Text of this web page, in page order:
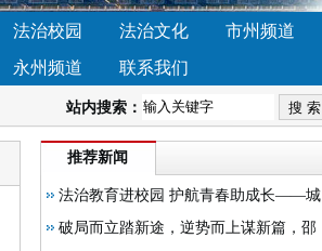
法治校园 法治文化
市州频道
永州频道 联系我们
站内搜索：
推荐新闻
法治教育进校园 护航青春助成长——城
步塔溪中心学校举办法治教育专题讲座
破局而立踏新途，逆势而上谋新篇，邵